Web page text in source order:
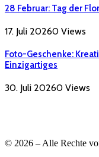
28 Februar: Tag der
17. Juli 20260 Views
Foto-Geschenke:
Einzigartiges
30. Juli 20260 Views
© 2026 – Alle Rechte